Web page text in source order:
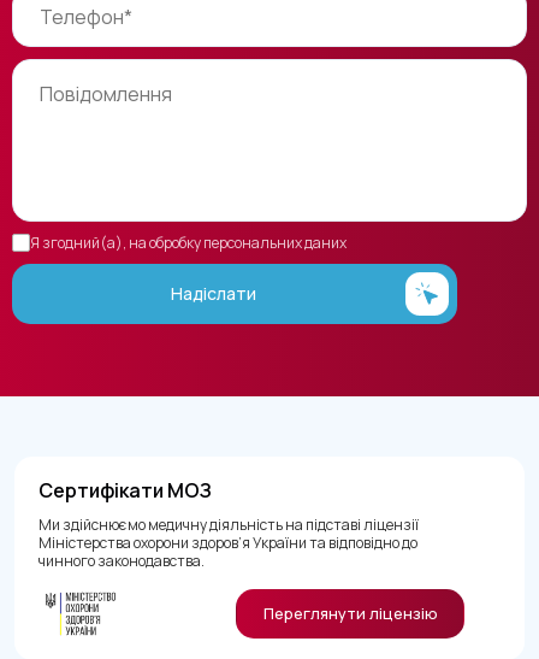
Я згодний(а), на обробку персональних даних
Надіслати
Сертифікати МОЗ
Ми здійснюємо медичну діяльність на підставі ліцензії
Міністерства охорони здоров’я України та відповідно до
чинного законодавства.
Переглянути ліцензію